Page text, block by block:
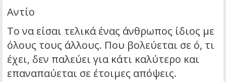
Αντίο
Το να είσαι τελικά ένας άνθρωπος ίδιος με
όλους τους άλλους. Που βολεύεται σε ό, τι
έχει, δεν παλεύει για κάτι καλύτερο και
επαναπαύεται σε έτοιμες απόψεις.